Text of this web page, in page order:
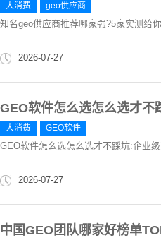
大消费 geo供应商
知名geo供应商推荐哪家强?5家实测给
2026-07-27
GEO软件怎么选怎么选才
大消费 GEO软件
GEO软件怎么选怎么选才不踩坑:企业
2026-07-27
中国GEO团队哪家好榜单